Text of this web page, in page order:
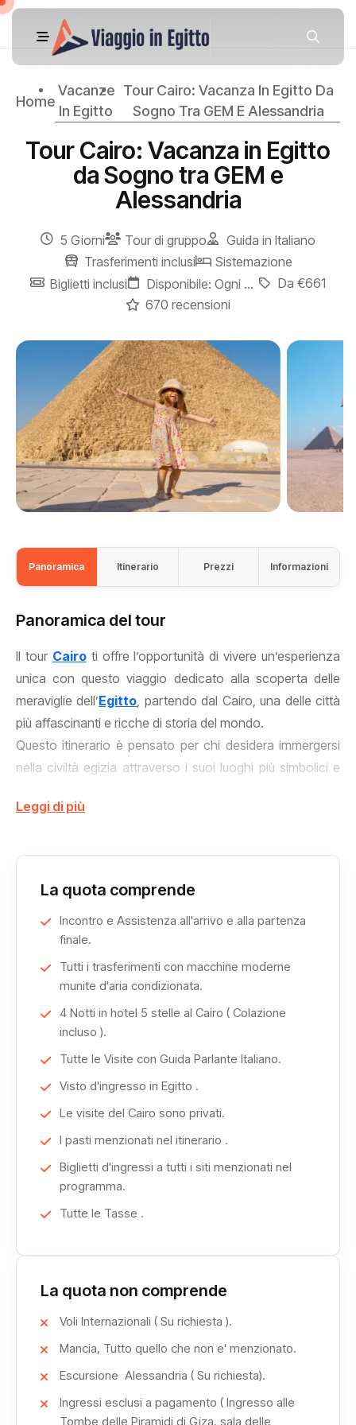
Home
Vacanze
In Egitto
Tour Cairo: Vacanza In Egitto Da
Sogno Tra GEM E Alessandria
Tour Cairo: Vacanza in Egitto
da Sogno tra GEM e
Alessandria
5 Giorni Tour di gruppo
Guida in Italiano
Trasferimenti inclusi
Sistemazione
Biglietti inclusi
Disponibile: Ogni giorno
Da €661
670 recensioni
Panoramica Itinerario Prezzi Informazioni
Panoramica del tour
Il tour Cairoti offre l’opportunità di vivere un’esperienza
unica con questo viaggio dedicato alla scoperta delle
meraviglie dell’Egitto, partendo dal Cairo, una delle città
più affascinanti e ricche di storia del mondo.
Questo itinerario è pensato per chi desidera immergersi
nella civiltà egizia attraverso i suoi luoghi più simbolici e
Il viaggio inizia dalla leggendaria Necropoli di Giza, dove
Piramide di Cheope, insieme alle piramidi di Chefren e
testimonianze straordinarie dell’ingegno e della spiritualità
dell’antico Egitto.
La visita prosegue verso Saqqara, dove scoprirai la
famosa Piramide a Gradoni di Djoser, considerata la più
antica costruzione monumentale in pietra della storia.
Un momento fondamentale dell’itinerario è la visita al
moderno Museo di Giza (GEM), che ospita una delle più
importanti collezioni di reperti dell’antico Egitto, offrendo
una visione completa e affascinante della sua evoluzione
Cittadella di Saladino
cui si gode una vista panoramica sul Cairo, e con la
splendida Moschea di Mohammed Ali, capolavoro
architettonico e simbolo della città.
L’esperienza si arricchisce ulteriormente con
storico e culturale, affacciata sul Mediterraneo e
moderno, regalando atmosfere uniche e scorci
suggestivi.
Questotour Cairorappresenta un’occasione imperdibile
per conoscere da vicino i luoghi più iconici del Paese,
momenti indimenticabili, pensato per chi desidera
Leggi di più
La quota comprende
Incontro e Assistenza all'arrivo e alla partenza
finale.
Tutti i trasferimenti con macchine moderne
munite d'aria condizionata.
4 Notti in hotel 5 stelle al Cairo ( Colazione
incluso ).
Tutte le Visite con Guida Parlante Italiano.
Visto d'ingresso in Egitto .
Le visite del Cairo sono privati.
I pasti menzionati nel itinerario .
Biglietti d'ingressi a tutti i siti menzionati nel
programma.
Tutte le Tasse .
La quota non comprende
Voli Internazionali ( Su richiesta ).
Mancia, Tutto quello che non e' menzionato.
Escursione Alessandria ( Su richiesta).
Ingressi esclusi a pagamento ( Ingresso alle
Tombe delle Piramidi di Giza, sala delle